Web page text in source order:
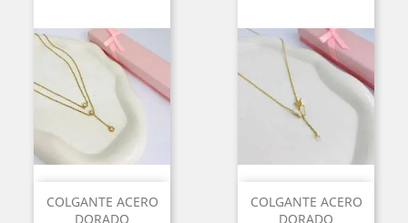
COLGANTE ACERO
DORADO
COLGANTE ACERO
DORADO